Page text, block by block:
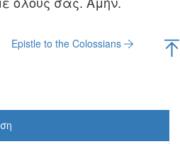
Epistle to the Colossians